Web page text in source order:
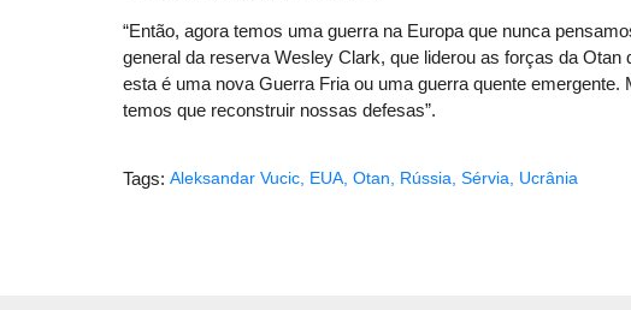
“Então, agora temos uma guerra na Europa que nunca
general da reserva Wesley Clark, que liderou as forças da
esta é uma nova Guerra Fria ou uma guerra quente
temos que reconstruir nossas defesas”.
Tags: Aleksandar Vucic EUA Otan Rússia Sérvia Ucrânia